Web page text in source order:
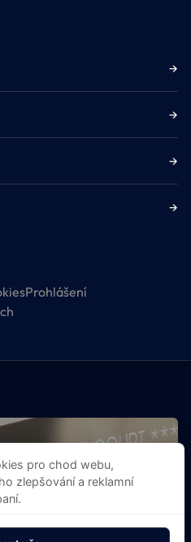
→
→
→
→
Prohlášení
pro chod webu,
zlepšování a reklamní